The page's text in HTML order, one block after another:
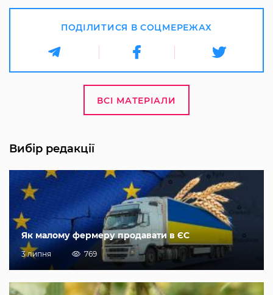
ПОДІЛИТИСЯ В СОЦМЕРЕЖАХ
ВСІ МАТЕРІАЛИ
Вибір редакції
Як малому фермеру продавати в ЄС
3 липня 769